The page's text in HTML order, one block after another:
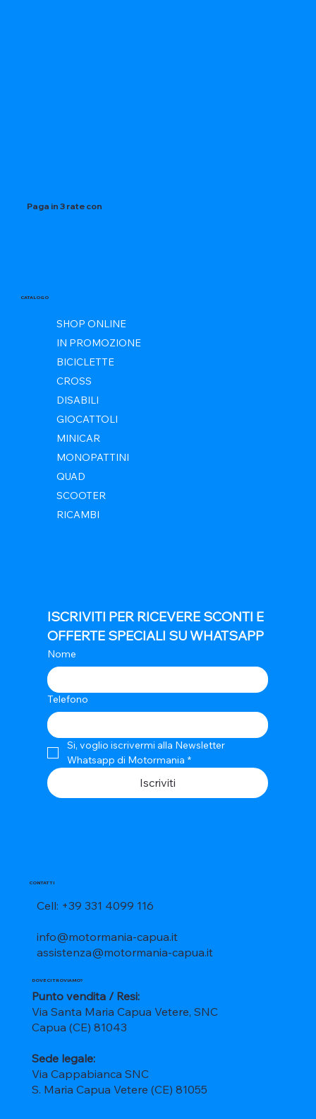
Paga in 3 rate con
CATALOGO
SHOP ONLINE
IN PROMOZIONE
BICICLETTE
CROSS
DISABILI
GIOCATTOLI
MINICAR
MONOPATTINI
QUAD
SCOOTER
RICAMBI
CONTATTI
Cell: +39 331 4099 116
info@motormania-capua.it
assistenza@motormania-capua.it
DOVE CI TROVIAMO?
Punto vendita / Resi:
Via Santa Maria Capua Vetere, SNC
Capua (CE) 81043
Sede legale:
Via Cappabianca SNC
S. Maria Capua Vetere (CE) 81055
ISCRIVITI PER RICEVERE SCONTI E
OFFERTE SPECIALI SU WHATSAPP
Nome
Telefono
Si, voglio iscrivermi alla Newsletter
Whatsapp di Motormania *
Iscriviti